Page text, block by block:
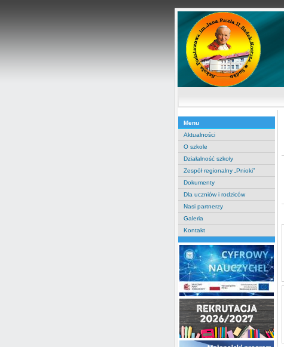
Menu
Aktualności
O szkole
Działalność szkoły
Zespół regionalny „Pnioki”
Dokumenty
Dla uczniów i rodziców
Nasi partnerzy
Galeria
Kontakt